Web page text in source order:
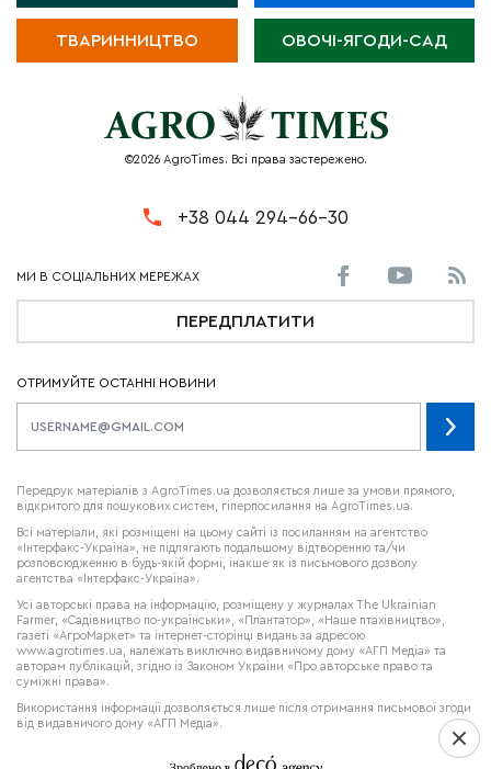
ТВАРИННИЦТВО ОВОЧІ-ЯГОДИ-САД
©2026 AgroTimes. Всі права застережено.
+38 044 294-66-30
ПЕРЕДПЛАТИТИ
ОТРИМУЙТЕ ОСТАННІ НОВИНИ
Передрук матеріалів з AgroTimes.ua дозволяється лише за умови прямого,
відкритого для пошукових систем, гіперпосилання на AgroTimes.ua.
Всі матеріали, які розміщені на цьому сайті із посиланням на агентство
«Інтерфакс-Україна», не підлягають подальшому відтворенню та/чи
розповсюдженню в будь-якій формі, інакше як із письмового дозволу
агентства «Інтерфакс-Україна».
Усі авторські права на інформацію, розміщену у журналах The Ukrainian
Farmer, «Садівництво по-українськи», «Плантатор», «Наше птахівництво»,
газеті «АгроМаркет» та інтернет-сторінці видань за адресою
www.agrotimes.ua, належать виключно видавничому дому «АГП Медіа» та
авторам публікацій, згідно із Законом України «Про авторське право та
суміжні права».
Використання інформації дозволяється лише після отримання письмової згоди
від видавничого дому «АГП Медіа».